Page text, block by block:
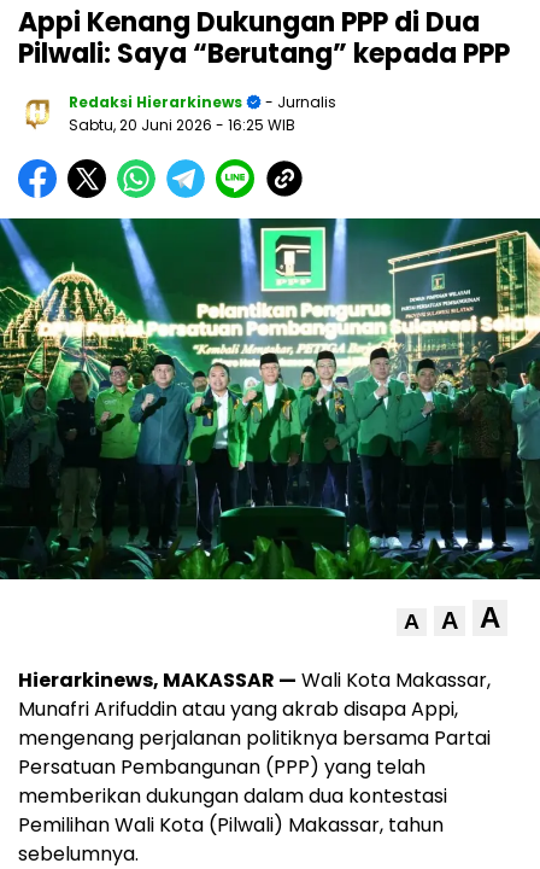
Appi Kenang Dukungan PPP di Dua
Pilwali: Saya “Berutang” kepada PPP
Redaksi Hierarkinews
- Jurnalis
Sabtu, 20 Juni 2026 - 16:25 WIB
A A A
Hierarkinews, MAKASSAR — Wali Kota Makassar,
Munafri Arifuddin atau yang akrab disapa Appi,
mengenang perjalanan politiknya bersama Partai
Persatuan Pembangunan (PPP) yang telah
memberikan dukungan dalam dua kontestasi
Pemilihan Wali Kota (Pilwali) Makassar, tahun
sebelumnya.